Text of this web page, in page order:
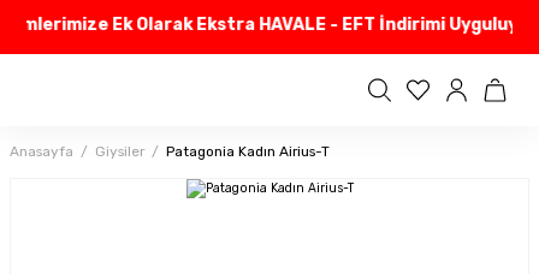
Ek Olarak Ekstra HAVALE - EFT İndirimi
Anasayfa Giysiler Patagonia Kadın Airius-T